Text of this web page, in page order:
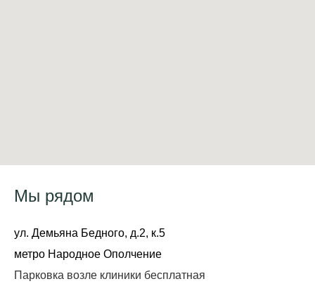
Мы рядом
ул. Демьяна Бедного, д.2, к.5
метро Народное Ополчение
Парковка возле клиники бесплатная